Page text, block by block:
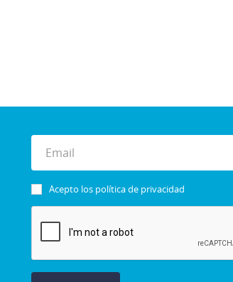
Acepto los política de privacidad